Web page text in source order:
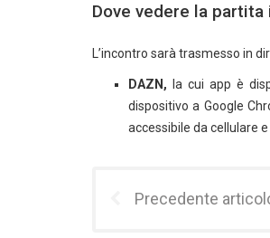
Dove vedere la
L’incontro sarà trasmesso in
DAZN, la cui app è
dispositivo a Google
accessibile da cellulare
Precedente